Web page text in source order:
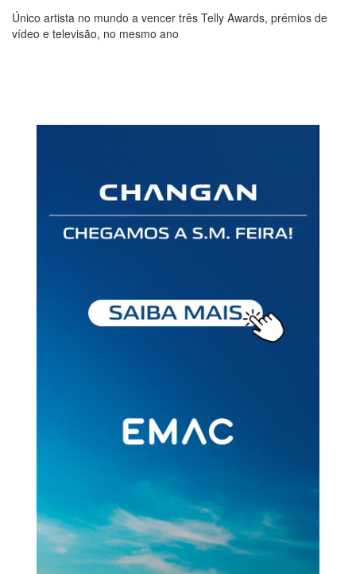
Único artista no mundo a vencer três Telly Awards, prémios de
vídeo e televisão, no mesmo ano